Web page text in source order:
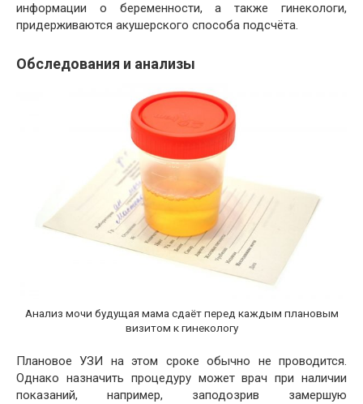
информации о беременности, а также гинекологи,
придерживаются акушерского способа подсчёта.
Обследования и анализы
Анализ мочи будущая мама сдаёт перед каждым плановым
визитом к гинекологу
Плановое УЗИ на этом сроке обычно не проводится.
Однако назначить процедуру может врач при наличии
показаний, например, заподозрив замершую